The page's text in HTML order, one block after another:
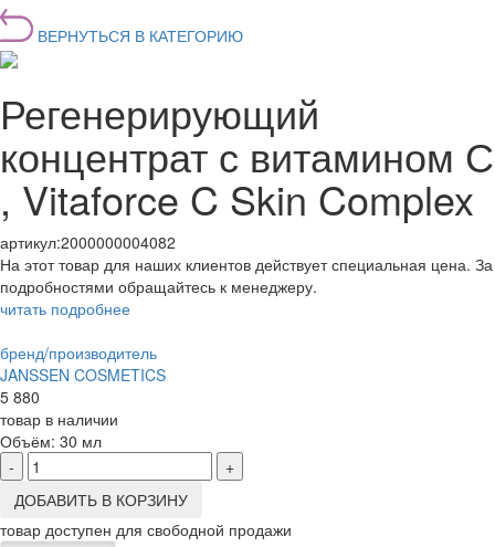
ВЕРНУТЬСЯ В КАТЕГОРИЮ
Регенерирующий
концентрат с витамином С
, Vitaforce C Skin Complex
артикул:2000000004082
На этот товар для наших клиентов действует специальная цена. За
подробностями обращайтесь к менеджеру.
читать подробнее
бренд/производитель
JANSSEN COSMETICS
5 880
товар в наличии
Объём: 30 мл
-
+
ДОБАВИТЬ В КОРЗИНУ
товар доступен для свободной продажи